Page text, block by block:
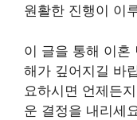
원활한 진행이 이
이 글을 통해 이혼
해가 깊어지길 바
요하시면 언제든
운 결정을 내리세